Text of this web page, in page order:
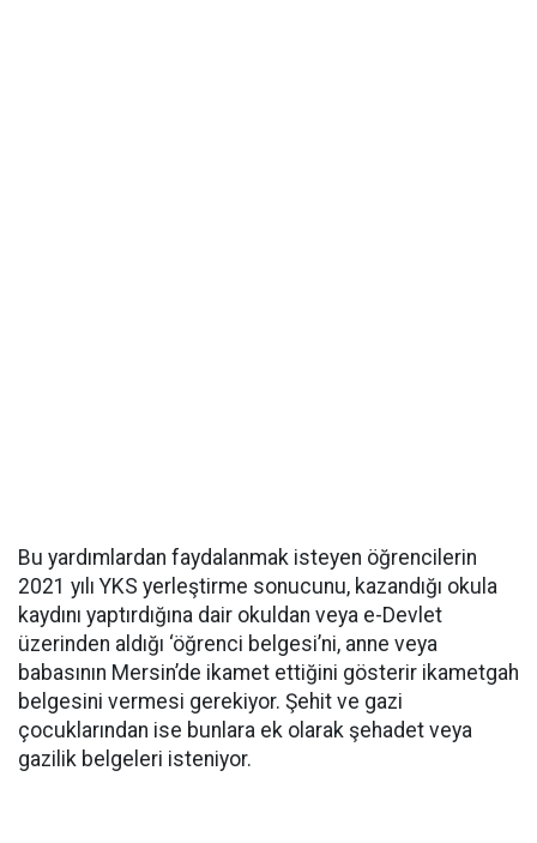
Bu yardımlardan faydalanmak isteyen öğrencilerin
2021 yılı YKS yerleştirme sonucunu, kazandığı okula
kaydını yaptırdığına dair okuldan veya e-Devlet
üzerinden aldığı ‘öğrenci belgesi’ni, anne veya
babasının Mersin’de ikamet ettiğini gösterir ikametgah
belgesini vermesi gerekiyor. Şehit ve gazi
çocuklarından ise bunlara ek olarak şehadet veya
gazilik belgeleri isteniyor.